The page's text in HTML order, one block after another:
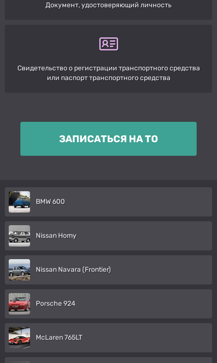
Документ, удостоверяющий личность
Свидетельство о регистрации транспортного средства
или паспорт транспортного средства
ЗАПИСАТЬСЯ НА ТО
BMW 600
Nissan Homy
Nissan Navara (Frontier)
Porsche 924
McLaren 765LT